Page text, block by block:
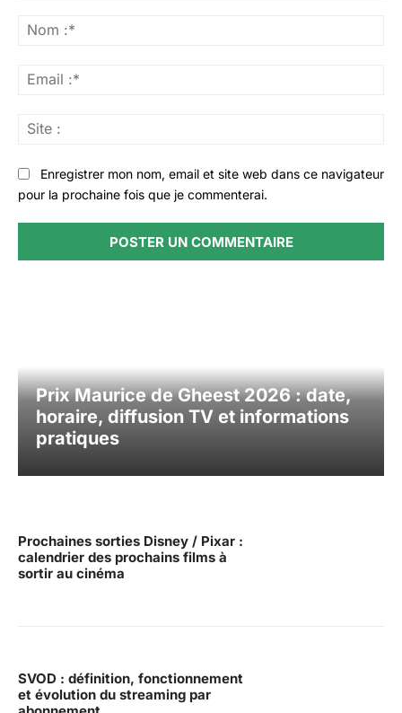
Enregistrer mon nom, email et site web dans ce navigateur
pour la prochaine fois que je commenterai.
Prix Maurice de Gheest 2026 : date,
horaire, diffusion TV et informations
pratiques
Prochaines sorties Disney / Pixar :
calendrier des prochains films à
sortir au cinéma
SVOD : définition, fonctionnement
et évolution du streaming par